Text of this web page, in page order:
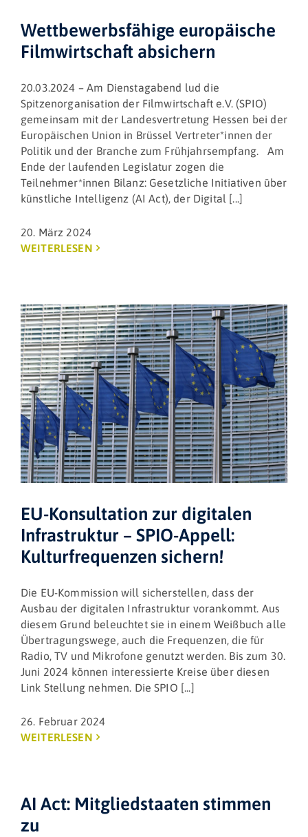
Wettbewerbsfähige europäische
Filmwirtschaft absichern
20.03.2024 – Am Dienstagabend lud die
Spitzenorganisation der Filmwirtschaft e.V. (SPIO)
gemeinsam mit der Landesvertretung Hessen bei der
Europäischen Union in Brüssel Vertreter*innen der
Politik und der Branche zum Frühjahrsempfang. Am
Ende der laufenden Legislatur zogen die
Teilnehmer*innen Bilanz: Gesetzliche Initiativen über
künstliche Intelligenz (AI Act), der Digital [...]
20. März 2024
WEITERLESEN
EU-Konsultation zur digitalen
Infrastruktur – SPIO-Appell:
Kulturfrequenzen sichern!
Die EU-Kommission will sicherstellen, dass der
Ausbau der digitalen Infrastruktur vorankommt. Aus
diesem Grund beleuchtet sie in einem Weißbuch alle
Übertragungswege, auch die Frequenzen, die für
Radio, TV und Mikrofone genutzt werden. Bis zum 30.
Juni 2024 können interessierte Kreise über diesen
Link Stellung nehmen. Die SPIO [...]
26. Februar 2024
WEITERLESEN
AI Act: Mitgliedstaaten stimmen
zu